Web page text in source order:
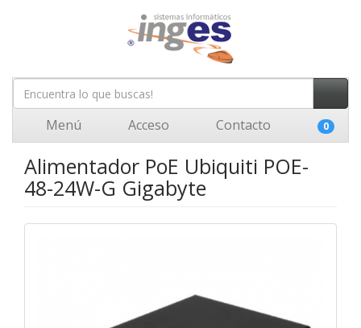
Menú Acceso Contacto 0
Alimentador PoE Ubiquiti POE-
48-24W-G Gigabyte